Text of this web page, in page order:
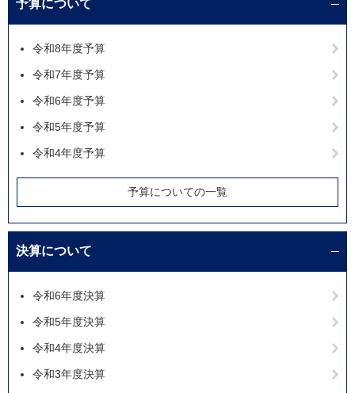
予算について
令和8年度予算
令和7年度予算
令和6年度予算
令和5年度予算
令和4年度予算
予算についての一覧
決算について
令和6年度決算
令和5年度決算
令和4年度決算
令和3年度決算